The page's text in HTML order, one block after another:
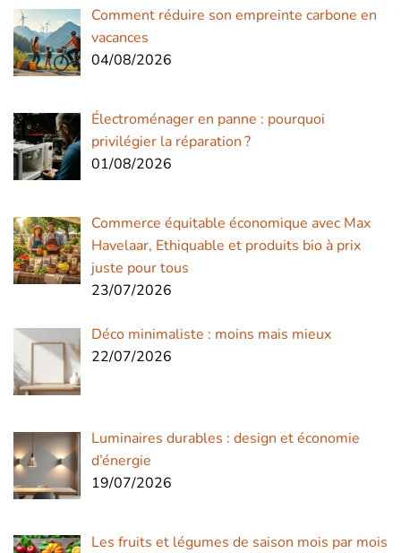
Comment réduire son empreinte carbone en
vacances
04/08/2026
Électroménager en panne : pourquoi
privilégier la réparation ?
01/08/2026
Commerce équitable économique avec Max
Havelaar, Ethiquable et produits bio à prix
juste pour tous
23/07/2026
Déco minimaliste : moins mais mieux
22/07/2026
Luminaires durables : design et économie
d’énergie
19/07/2026
Les fruits et légumes de saison mois par mois